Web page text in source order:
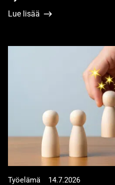
Lue lisää
Työelämä 14.7.2026